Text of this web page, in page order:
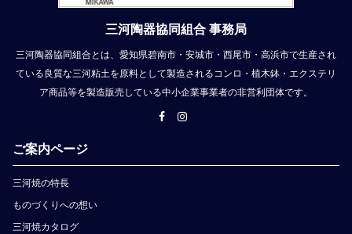
三河陶器協同組合 事務局
三河陶器協同組合とは、愛知県碧南市・安城市・西尾市・高浜市で生産され
ている良質な三河粘土を原料として製造されるコンロ・植木鉢・エクステリ
ア商品等を製造販売している中小企業事業者の非営利団体です。
ご案内ページ
三河焼の特長
ものづくりへの想い
三河焼カタログ